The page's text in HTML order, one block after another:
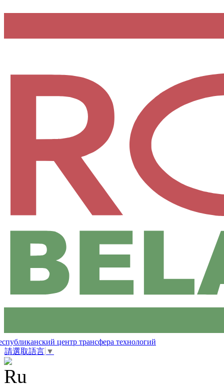
центр трансфера технологий
請選取語言 ▼